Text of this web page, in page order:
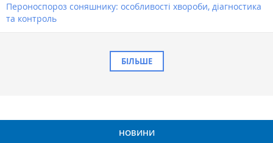
Пероноспороз соняшнику: особливості хвороби, діагностика
та контроль
БІЛЬШЕ
НОВИНИ